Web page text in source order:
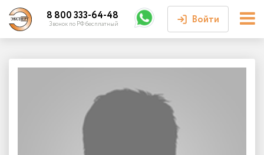
Войти
Войти или
зарегистрироваться
Личный кабинет
8 800 333-64-48
Звонок по РФ бесплатный